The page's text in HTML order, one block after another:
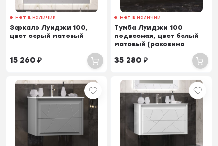
Нет в наличии
Зеркало Луиджи 100,
цвет серый матовый
15 260₽
Нет в наличии
Тумба Луиджи 100
подвесная, цвет белый
матовый (раковина
35 280₽